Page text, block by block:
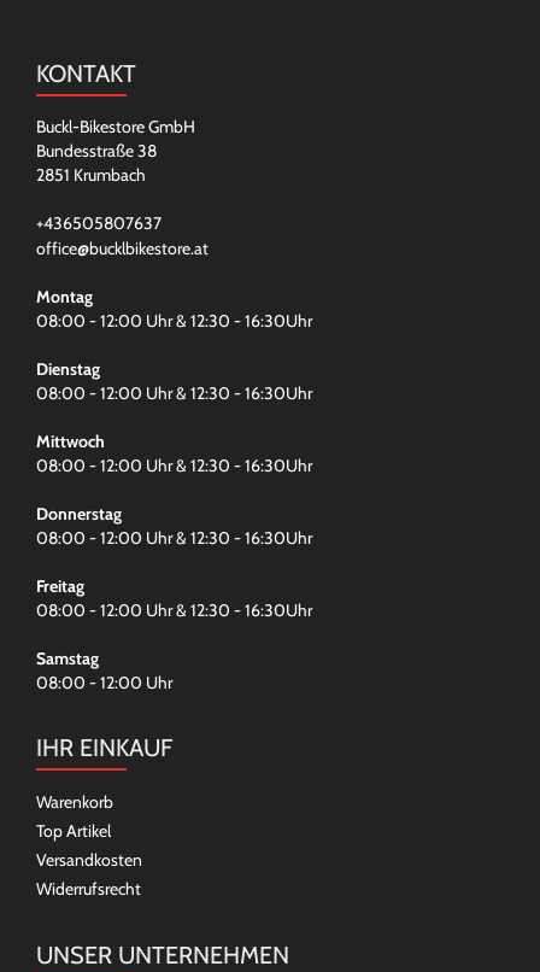
KONTAKT
Buckl-Bikestore GmbH
Bundesstraße 38
2851 Krumbach
+436505807637
office@bucklbikestore.at
Montag
08:00 - 12:00 Uhr & 12:30 - 16:30Uhr
Dienstag
08:00 - 12:00 Uhr & 12:30 - 16:30Uhr
Mittwoch
08:00 - 12:00 Uhr & 12:30 - 16:30Uhr
Donnerstag
08:00 - 12:00 Uhr & 12:30 - 16:30Uhr
Freitag
08:00 - 12:00 Uhr & 12:30 - 16:30Uhr
Samstag
08:00 - 12:00 Uhr
IHR EINKAUF
Warenkorb
Top Artikel
Versandkosten
Widerrufsrecht
UNSER UNTERNEHMEN